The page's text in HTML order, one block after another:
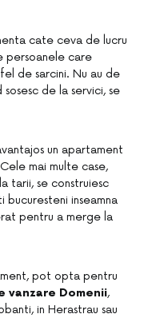
cate ceva de lucru
persoanele care
de sarcini. Nu au de
de la servici, se
un apartament
mai multe case,
tarii, se construiesc
inseamna
pentru a merge la
pot opta pentru
vanzare Domenii,
in Herastrau sau